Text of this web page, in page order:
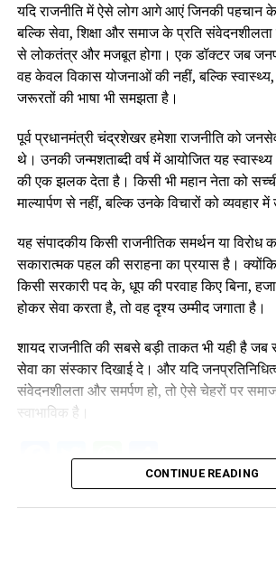
यदि राजनीति में ऐसे लोग आगे आएं जिनकी पहचान
बल्कि सेवा, शिक्षा और समाज के प्रति
से लोकतंत्र और मजबूत होगा। एक डॉक्टर जब
वह केवल विकास योजनाओं की नहीं, बल्कि स्वास्थ्य,
जरूरतों की भाषा भी समझता है।
पूर्व प्रधानमंत्री चंद्रशेखर हमेशा राजनीति को
थे। उनकी जन्मशताब्दी वर्ष में आयोजित यह स्वास्थ्य
की एक झलक देता है। किसी भी महान नेता को
माल्यार्पण से नहीं, बल्कि उनके विचारों को व्यवहार
यह संपादकीय किसी राजनीतिक समर्थन या विरोध
सकारात्मक पहल की सराहना का प्रयास है।
किसी सरकारी पद के, धूप की परवाह किए बिना,
होकर सेवा करता है, तो वह दृश्य उम्मीद जगाता है।
शायद राजनीति की सबसे बड़ी ताकत भी यही है जब
सेवा का संस्कार दिखाई दे। और यदि
संवेदनशीलता और समर्पण हो, तो ऐसे चेहरों पर
स्वाभाविक है।
Facebook
Twitter
WhatsApp
Share
CONTINUE READING